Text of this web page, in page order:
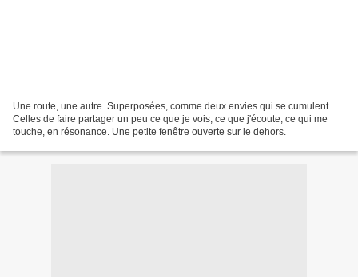
Une route, une autre. Superposées, comme deux envies qui se cumulent.
Celles de faire partager un peu ce que je vois, ce que j'écoute, ce qui me
touche, en résonance. Une petite fenêtre ouverte sur le dehors.